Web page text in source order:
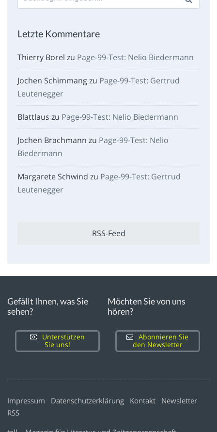
nach:
Letzte Kommentare
Thierry Borel zu Page-99-Test: Nelio Biedermann
Jochen Schimmangzu Page-99-Test: Gertrud
Leutenegger
Blattlaus zu Page-99-Test: Nelio Biedermann
Jochen Brachmann zu Page-99-Test: Nelio
Biedermann
Margarete Schwind zu Page-99-Test: Gertrud
Leutenegger
RSS-Feed
Gefällt Ihnen, was Sie
sehen?
Unterstützen
Sie uns!
Möchten Sie von uns
hören?
Abonnieren Sie
den Newsletter
Impressum Datenschutzerklärung Kontakt
Newsletter
RSS